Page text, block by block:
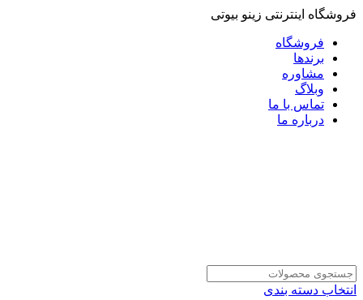
فروشگاه اینترنتی زینو بیوتی
فروشگاه
برندها
مشاوره
وبلاگ
تماس با ما
درباره ما
انتخاب دسته بندی